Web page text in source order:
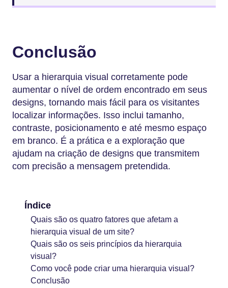
Conclusão
Usar a hierarquia visual corretamente pode
aumentar o nível de ordem encontrado em seus
designs, tornando mais fácil para os visitantes
localizar informações. Isso inclui tamanho,
contraste, posicionamento e até mesmo espaço
em branco. É a prática e a exploração que
ajudam na criação de designs que transmitem
com precisão a mensagem pretendida.
Índice
Quais são os quatro fatores que afetam a
hierarquia visual de um site?
Quais são os seis princípios da hierarquia
visual?
Como você pode criar uma hierarquia visual?
Conclusão